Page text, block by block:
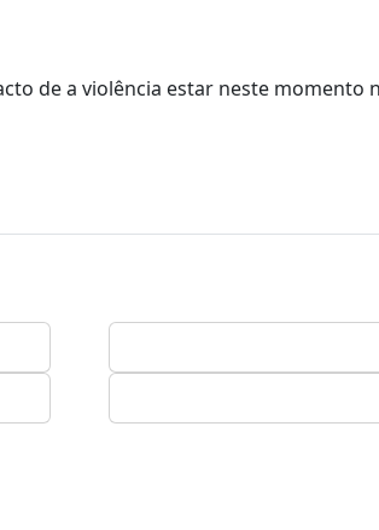
de a violência estar neste momento